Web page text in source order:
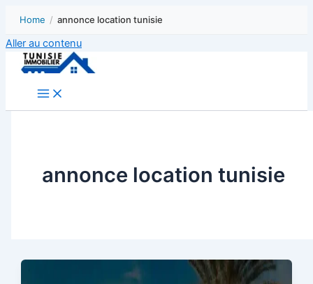
Home / annonce location tunisie
Aller au contenu
annonce location tunisie